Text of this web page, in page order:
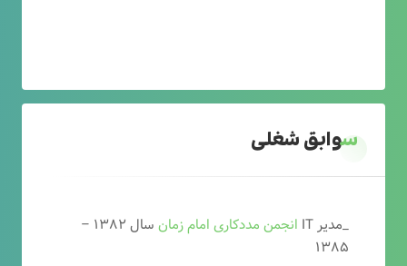
سوابق شغلی
_مدیر IT انجمن مددکاری امام زمان
سال ۱۳۸۲ –
۱۳۸۵